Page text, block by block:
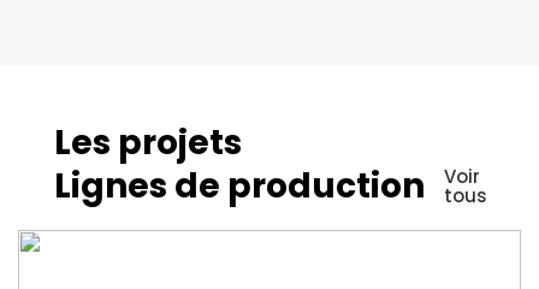
Les projets
Lignes de production
Voir
tous